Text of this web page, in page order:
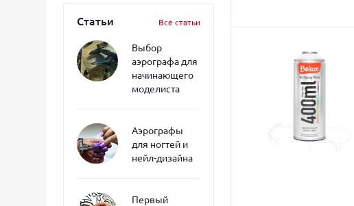
Статьи Все статьи
Выбор
аэрографа для
начинающего
моделиста
Аэрографы
для ногтей и
нейл-дизайна
Первый